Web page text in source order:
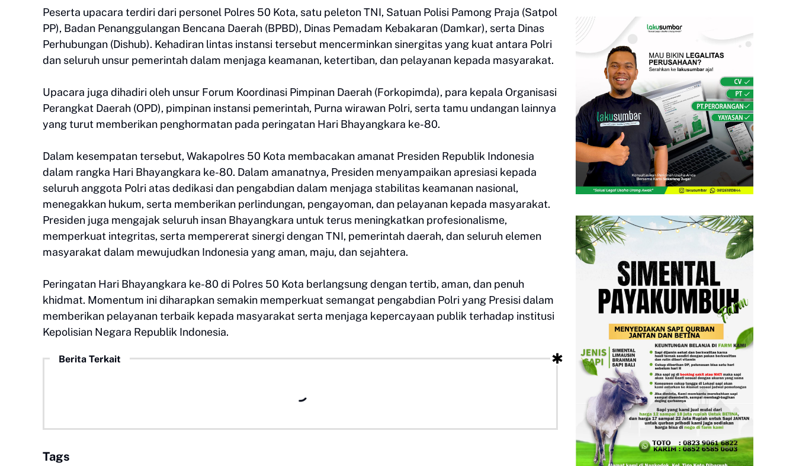
Peserta upacara terdiri dari personel Polres 50 Kota, satu peleton TNI, Satuan Polisi Pamong Praja (Satpol
PP), Badan Penanggulangan Bencana Daerah (BPBD), Dinas Pemadam Kebakaran (Damkar), serta Dinas
Perhubungan (Dishub). Kehadiran lintas instansi tersebut mencerminkan sinergitas yang kuat antara Polri
dan seluruh unsur pemerintah dalam menjaga keamanan, ketertiban, dan pelayanan kepada masyarakat.
Upacara juga dihadiri oleh unsur Forum Koordinasi Pimpinan Daerah (Forkopimda), para kepala Organisasi
Perangkat Daerah (OPD), pimpinan instansi pemerintah, Purna wirawan Polri, serta tamu undangan lainnya
yang turut memberikan penghormatan pada peringatan Hari Bhayangkara ke-80.
Dalam kesempatan tersebut, Wakapolres 50 Kota membacakan amanat Presiden Republik Indonesia
dalam rangka Hari Bhayangkara ke-80. Dalam amanatnya, Presiden menyampaikan apresiasi kepada
seluruh anggota Polri atas dedikasi dan pengabdian dalam menjaga stabilitas keamanan nasional,
menegakkan hukum, serta memberikan perlindungan, pengayoman, dan pelayanan kepada masyarakat.
Presiden juga mengajak seluruh insan Bhayangkara untuk terus meningkatkan profesionalisme,
memperkuat integritas, serta mempererat sinergi dengan TNI, pemerintah daerah, dan seluruh elemen
masyarakat dalam mewujudkan Indonesia yang aman, maju, dan sejahtera.
Peringatan Hari Bhayangkara ke-80 di Polres 50 Kota berlangsung dengan tertib, aman, dan penuh
khidmat. Momentum ini diharapkan semakin memperkuat semangat pengabdian Polri yang Presisi dalam
memberikan pelayanan terbaik kepada masyarakat serta menjaga kepercayaan publik terhadap institusi
Kepolisian Negara Republik Indonesia.
Berita Terkait
Tags